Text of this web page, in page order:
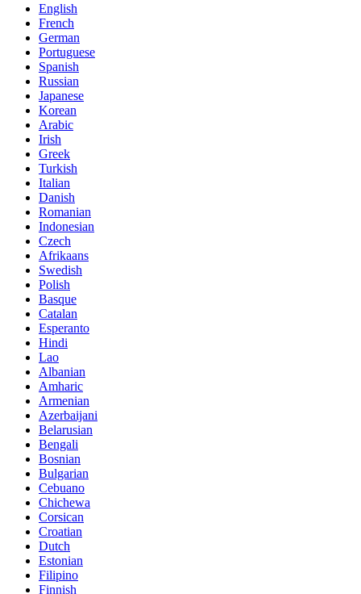
English
French
German
Portuguese
Spanish
Russian
Japanese
Korean
Arabic
Irish
Greek
Turkish
Italian
Danish
Romanian
Indonesian
Czech
Afrikaans
Swedish
Polish
Basque
Catalan
Esperanto
Hindi
Lao
Albanian
Amharic
Armenian
Azerbaijani
Belarusian
Bengali
Bosnian
Bulgarian
Cebuano
Chichewa
Corsican
Croatian
Dutch
Estonian
Filipino
Finnish